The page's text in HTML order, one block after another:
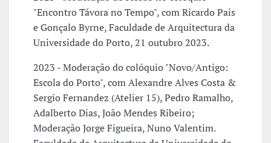
"Encontro Távora no Tempo", com Ricardo Pais
e Gonçalo Byrne, Faculdade de Arquitectura da
Universidade do Porto, 21 outubro 2023.
2023 - Moderação do colóquio "Novo/Antigo:
Escola do Porto", com Alexandre Alves Costa &
Sergio Fernandez (Atelier 15), Pedro Ramalho,
Adalberto Dias, João Mendes Ribeiro;
Moderação Jorge Figueira, Nuno Valentim.